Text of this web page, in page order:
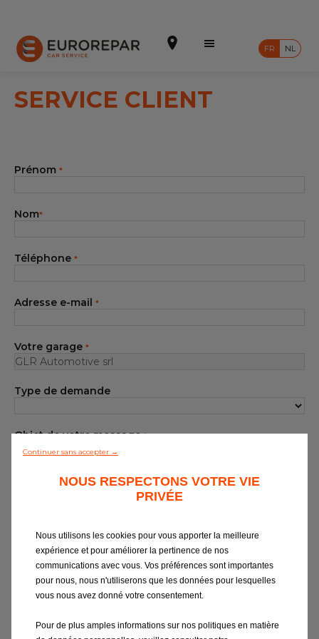
Devis en ligne
Notre enseigne
Nos Promotions
Nos prestations
Intégrer le réseau
FR NL
SERVICE CLIENT
Si vous souhaitez obtenir des
Service ou être contacté par notre service
Prénom *
Nom*
Téléphone *
Adresse e-mail *
Votre garage *
Type de demande
Objet de votre message*
Votre message
Continuer sans accepter →
NOUS RESPECTONS VOTRE VIE
PRIVÉE
Nous utilisons les cookies pour vous apporter la meilleure
expérience et pour améliorer la pertinence de nos
communications avec vous. Vos préférences sont importantes
pour nous, nous n'utiliserons que les données pour lesquelles
vous nous avez donné votre consentement.
Pour de plus amples informations sur nos politiques en matière